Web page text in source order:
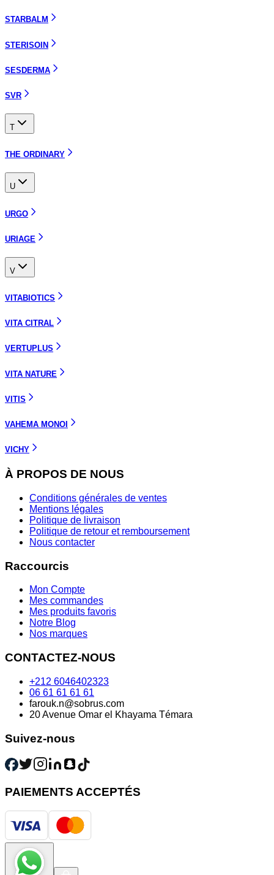
STARBALM
STERISOIN
SESDERMA
SVR
T
THE ORDINARY
U
URGO
URIAGE
V
VITABIOTICS
VITA CITRAL
VERTUPLUS
VITA NATURE
VITIS
VAHEMA MONOI
VICHY
À PROPOS DE NOUS
Conditions générales de ventes
Mentions légales
Politique de livraison
Politique de retour et remboursement
Nous contacter
Raccourcis
Mon Compte
Mes commandes
Mes produits favoris
Notre Blog
Nos marques
CONTACTEZ-NOUS
+212 6046402323
06 61 61 61 61
farouk.n@sobrus.com
20 Avenue Omar el Khayama Témara
Suivez-nous
PAIEMENTS ACCEPTÉS